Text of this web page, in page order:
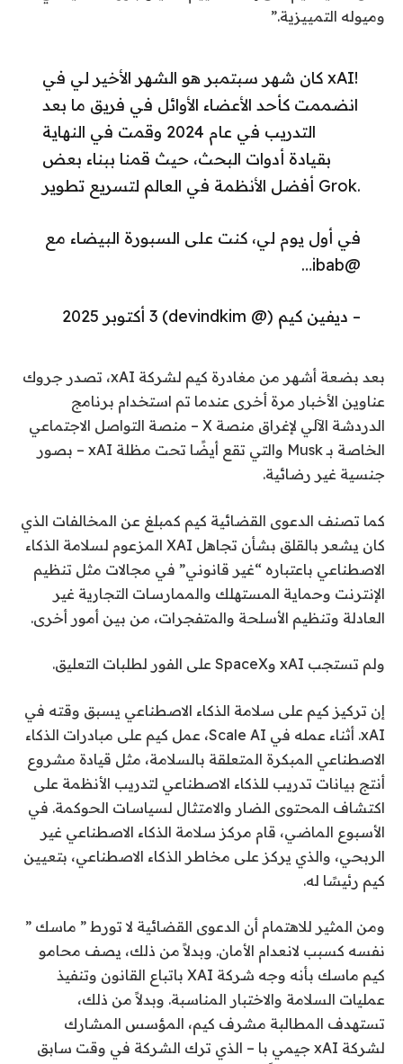
وميوله التمييزية.”
كان شهر سبتمبر هو الشهر الأخير لي في xAI!
انضممت كأحد الأعضاء الأوائل في فريق ما بعد
التدريب في عام 2024 وقمت في النهاية
بقيادة أدوات البحث، حيث قمنا ببناء بعض
أفضل الأنظمة في العالم لتسريع تطوير Grok.
في أول يوم لي، كنت على السبورة البيضاء مع
@ibab…
– ديفين كيم (@ devindkim) 3 أكتوبر 2025
بعد بضعة أشهر من مغادرة كيم لشركة xAI، تصدر جروك
عناوين الأخبار مرة أخرى عندما تم استخدام برنامج
الدردشة الآلي لإغراق منصة X – منصة التواصل الاجتماعي
الخاصة بـ Musk والتي تقع أيضًا تحت مظلة xAI – بصور
جنسية غير رضائية.
كما تصنف الدعوى القضائية كيم كمبلغ عن المخالفات الذي
كان يشعر بالقلق بشأن تجاهل XAI المزعوم لسلامة الذكاء
الاصطناعي باعتباره “غير قانوني” في مجالات مثل تنظيم
الإنترنت وحماية المستهلك والممارسات التجارية غير
العادلة وتنظيم الأسلحة والمتفجرات، من بين أمور أخرى.
ولم تستجب xAI وSpaceX على الفور لطلبات التعليق.
إن تركيز كيم على سلامة الذكاء الاصطناعي يسبق وقته في
xAI. أثناء عمله في Scale AI، عمل كيم على مبادرات الذكاء
الاصطناعي المبكرة المتعلقة بالسلامة، مثل قيادة مشروع
أنتج بيانات تدريب للذكاء الاصطناعي لتدريب الأنظمة على
اكتشاف المحتوى الضار والامتثال لسياسات الحوكمة. في
الأسبوع الماضي، قام مركز سلامة الذكاء الاصطناعي غير
الربحي، والذي يركز على مخاطر الذكاء الاصطناعي، بتعيين
كيم رئيسًا له.
ومن المثير للاهتمام أن الدعوى القضائية لا تورط ” ماسك ”
نفسه كسبب لانعدام الأمان. وبدلاً من ذلك، يصف محامو
كيم ماسك بأنه وجه شركة XAI باتباع القانون وتنفيذ
عمليات السلامة والاختبار المناسبة. وبدلاً من ذلك،
تستهدف المطالبة مشرف كيم، المؤسس المشارك
لشركة xAI جيمي با – الذي ترك الشركة في وقت سابق